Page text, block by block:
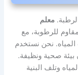
معلم
للرطوبة، مع
نحن نستخدم
صحية ونظيفة.
وتلف البنية